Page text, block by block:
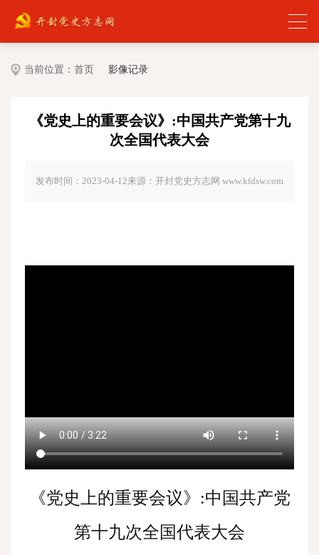
当前位置： 首页 影像记录
《党史上的重要会议》:中国共产党第十九
次全国代表大会
发布时间：2023-04-12来源：开封党史方志网 www.kfdsw.com
《党史上的重要会议》:中国共产党
第十九次全国代表大会